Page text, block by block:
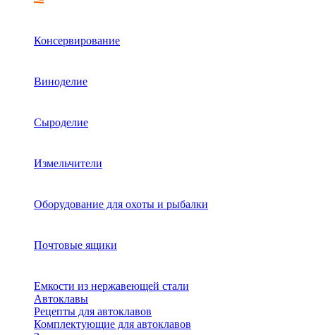
Консервирование
Виноделие
Сыроделие
Измельчители
Оборудование для охоты и рыбалки
Почтовые ящики
Емкости из нержавеющей стали
Автоклавы
Рецепты для автоклавов
Комплектующие для автоклавов